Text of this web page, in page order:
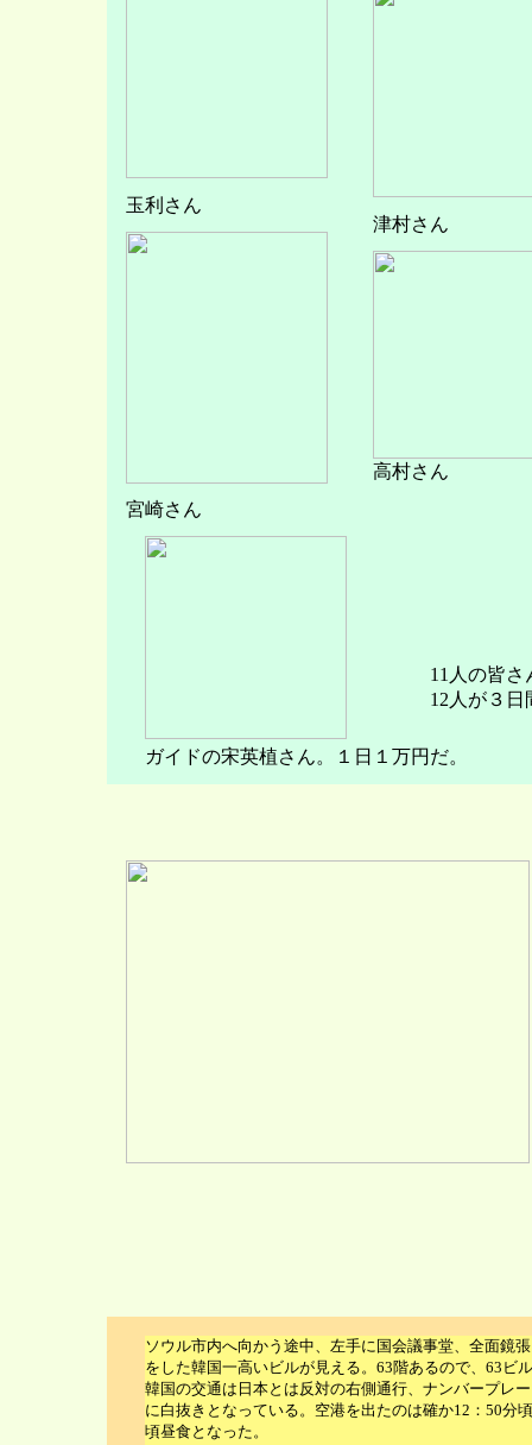
玉利さん
津村さん
高村さん
宮崎さん
11人の皆
12人が３
ガイドの宋英植さん。１日１万円だ。
ソウル市内へ向かう途中、左手に国会議事堂、全面鏡
をした韓国一高いビルが見える。63階あるので、63ビ
韓国の交通は日本とは反対の右側通行、ナンバープレ
に白抜きとなっている。空港を出たのは確か12：50分
頃昼食となった。